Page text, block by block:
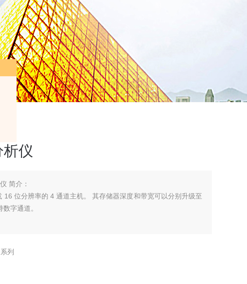
仪
器件电流波形分析仪 简介：
16 位分辨率的 4 通道主机。 其存储器深度和带宽可以分别升级至
字通道。
列